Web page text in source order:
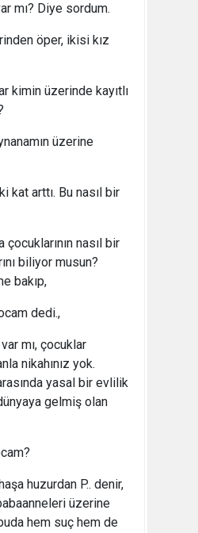
mı? Diye sordum.
öper, ikisi kız
kimin üzerinde kayıtlı
üzerine
kat arttı. Bu nasıl bir
çocuklarının nasıl bir
biliyor musun?
bakıp,
dedi.,
mı, çocuklar
nikahınız yok.
yasal bir evlilik
gelmiş olan
huzurdan P.. denir,
üzerine
hem suç hem de